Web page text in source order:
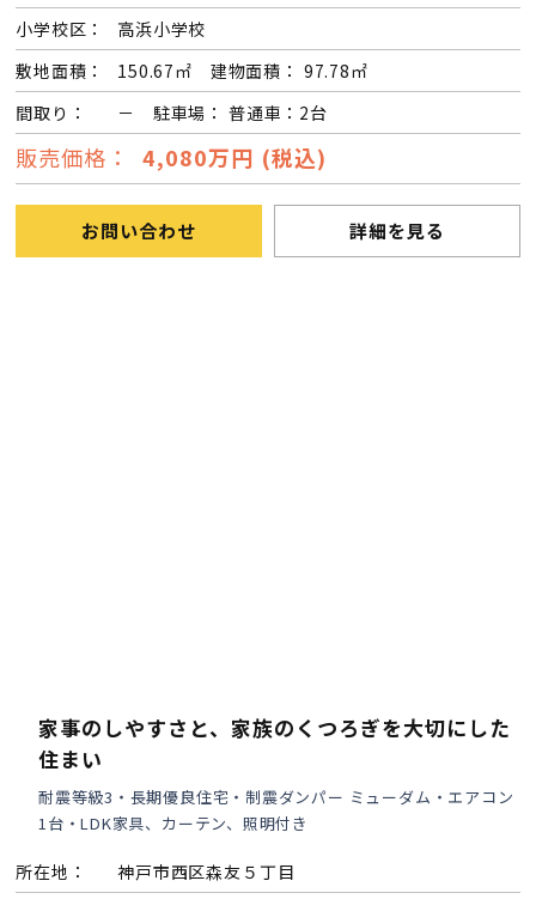
小学校区：
高浜小学校
敷地面積：
150.67㎡ 建物面積： 97.78㎡
間取り：
－ 駐車場： 普通車：2台
販売価格： 4,080万円 (税込)
お問い合わせ 詳細を見る
家事のしやすさと、家族のくつろぎを大切にした
住まい
耐震等級3・長期優良住宅・制震ダンパー ミューダム・エアコン
1台・LDK家具、カーテン、照明付き
所在地：
神戸市西区森友５丁目